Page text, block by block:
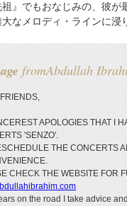
』でもおなじみの、彼が
なメロディ・ラインに浸
fromAbdullah
APOLOGIES THAT I
'SENZO'.
THE CONCERTS
CHECK THE WEBSITE FOR
on the road I take advice